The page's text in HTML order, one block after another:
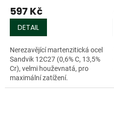
597 Kč
DETAIL
Nerezavějící martenzitická ocel
Sandvik 12C27 (0,6% C, 13,5%
Cr), velmi houževnatá, pro
maximální zatížení.